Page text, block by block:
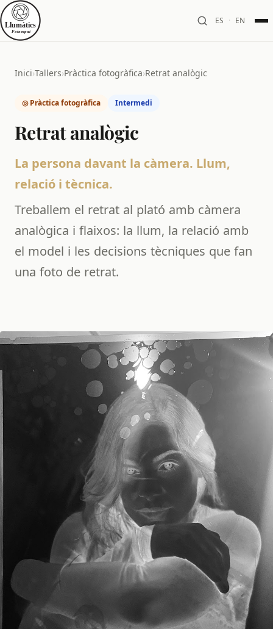
ES · EN
Inici›Tallers›Pràctica fotogràfica›Retrat analògic
◎ Pràctica fotogràfica Intermedi
Retrat analògic
La persona davant la càmera. Llum,
relació i tècnica.
Treballem el retrat al plató amb càmera
analògica i flaixos: la llum, la relació amb
el model i les decisions tècniques que fan
una foto de retrat.